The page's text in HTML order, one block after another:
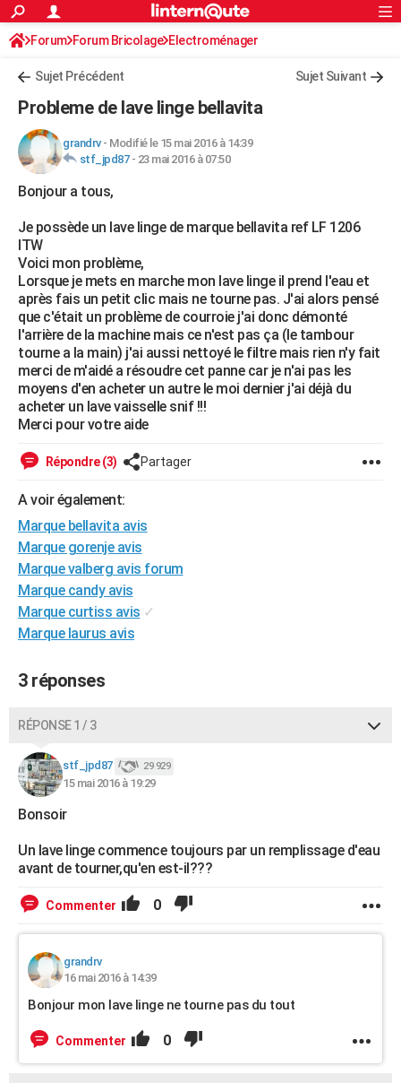
ACTUALITÉS
Politique
Société
Faits Divers
Education
Monde
Villes
+
FINANCE
Retraite
Impôts
Epargne
Immobilier
Risques naturels par ville
Banque
Assurance
Crédit
AUTO
Essais
Réserver un essai
Citadines
Berlines
SUV
Forum auto
+HIGH-TECH
Mobiles
Meilleur smartphone
Internet
Ordinateurs
Jeux vidéo
Guide high-tech
+BRICOLAGE
Forum
Aménagement intérieur
Extérieur
Cuisine
Salle de bains
Jardinage
Rangement
WEEK-END
Guides de France
Escapades
Patrimoine
Expositions
Musées
Week-end nature
LIFESTYLE
Art de vivre
Bien-être
Loisirs
ModeModes de vie
SANTE
Alimentation
Guide de la santé
Maladies
Médicaments
Sommeil
VOYAGE
Destinations
City break
Voyage nature
Voyage de noces
Forum
Climat
+PHOTO
GUIDES D'ACHAT
BONS PLANS
CARTE DE VOEUX
Carte de Noël
Carte Bonne année
Carte Saint-Valentin
Carte Pâques
Carte d'anniversaire
DICTIONNAIRE
Dictionnaire
Biographies
Citations
Expressions
Proverbes
PROGRAMME TV
COPAINS D'AVANT
S'inscrire
Se connecter
Lycées
Collèges
Primaires
Universités
Entreprises
Service militaire
Avis de recherche
AVIS DE DÉCÈS
S'inscrire
Connexion
Forum Forum Bricolage Electroménager
Sujet Précédent Sujet Suivant
Probleme de lave linge bellavita
grandrv- Modifié le 15 mai 2016 à 14:39
stf_jpd87- 23 mai 2016 à 07:50
Bonjour a tous,
Je possède un lave linge de marque bellavita ref LF 1206
ITW
Voici mon problème,
Lorsque je mets en marche mon lave linge il prend l'eau et
après fais un petit clic mais ne tourne pas. J'ai alors pensé
que c'était un problème de courroie j'ai donc démonté
l'arrière de la machine mais ce n'est pas ça (le tambour
tourne a la main) j'ai aussi nettoyé le filtre mais rien n'y fait
merci de m'aidé a résoudre cet panne car je n'ai pas les
moyens d'en acheter un autre le moi dernier j'ai déjà du
acheter un lave vaisselle snif !!!
Merci pour votre aide
Répondre (3) Partager
A voir également:
Marque bellavita avis
Marque gorenje avis
Marque valberg avis forum
Marque candy avis
Marque curtiss avis ✓
Marque laurus avis
3 réponses
RÉPONSE 1 / 3
stf_jpd87 29 929
15 mai 2016 à 19:29
Bonsoir
Un lave linge commence toujours par un remplissage d'eau
avant de tourner,qu'en est-il???
Commenter 0
grandrv
16 mai 2016 à 14:39
Bonjour mon lave linge ne tourne pas du tout
Commenter 0